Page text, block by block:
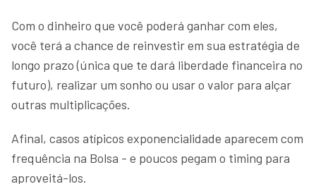
Com o dinheiro que você poderá ganhar com eles,
você terá a chance de reinvestir em sua estratégia de
longo prazo (única que te dará liberdade financeira no
futuro), realizar um sonho ou usar o valor para alçar
outras multiplicações.
Afinal, casos atípicos exponencialidade aparecem com
frequência na Bolsa - e poucos pegam o timing para
aproveitá-los.